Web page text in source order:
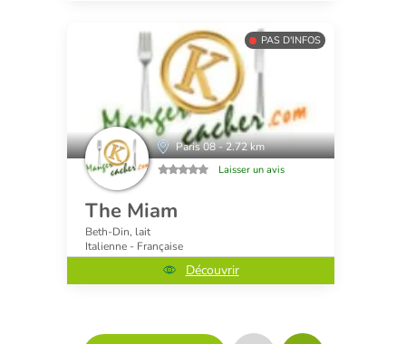
PAS D'INFOS
Paris 08 - 2.72 km
Laisser un avis
The Miam
Beth-Din, lait
Italienne - Française
Découvrir